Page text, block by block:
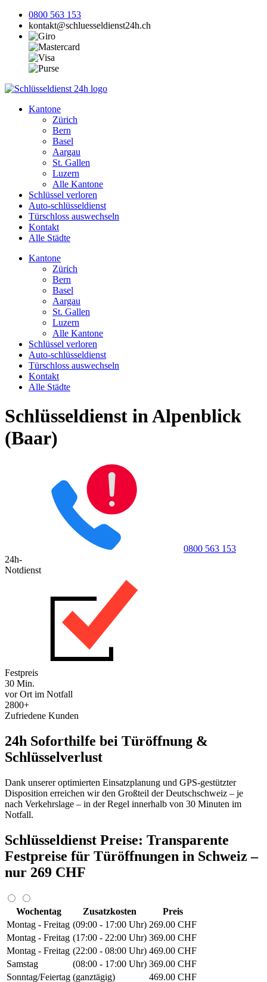
0800 563 153
kontakt@schluesseldienst24h.ch
Kantone
Zürich
Bern
Basel
Aargau
St. Gallen
Luzern
Alle Kantone
Schlüssel verloren
Auto-schlüsseldienst
Türschloss auswechseln
Kontakt
Alle Städte
Kantone
Zürich
Bern
Basel
Aargau
St. Gallen
Luzern
Alle Kantone
Schlüssel verloren
Auto-schlüsseldienst
Türschloss auswechseln
Kontakt
Alle Städte
Schlüsseldienst in Alpenblick
(Baar)
0800 563 153
24h-
Notdienst
Festpreis
30 Min.
vor Ort im Notfall
2800+
Zufriedene Kunden
24h Soforthilfe bei Türöffnung &
Schlüsselverlust
Dank unserer optimierten Einsatzplanung und GPS-gestützter
Disposition erreichen wir den Großteil der Deutschschweiz – je
nach Verkehrslage – in der Regel innerhalb von 30 Minuten im
Notfall.
Schlüsseldienst Preise: Transparente
Festpreise für Türöffnungen in Schweiz –
nur 269 CHF
Wochentag Zusatzkosten
Preis
Montag - Freitag (09:00 - 17:00 Uhr) 269.00 CHF
Montag - Freitag (17:00 - 22:00 Uhr) 369.00 CHF
Montag - Freitag (22:00 - 08:00 Uhr) 469.00 CHF
Samstag
(08:00 - 17:00 Uhr) 369.00 CHF
Sonntag/Feiertag (ganztägig)
469.00 CHF